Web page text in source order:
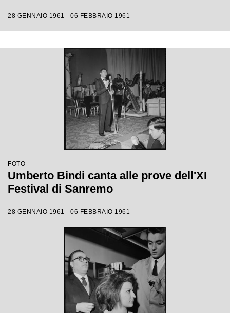
28 GENNAIO 1961 - 06 FEBBRAIO 1961
FOTO
Umberto Bindi canta alle prove dell'XI
Festival di Sanremo
28 GENNAIO 1961 - 06 FEBBRAIO 1961